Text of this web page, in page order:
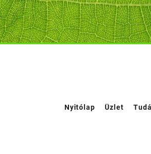
Nyitólap Üzlet